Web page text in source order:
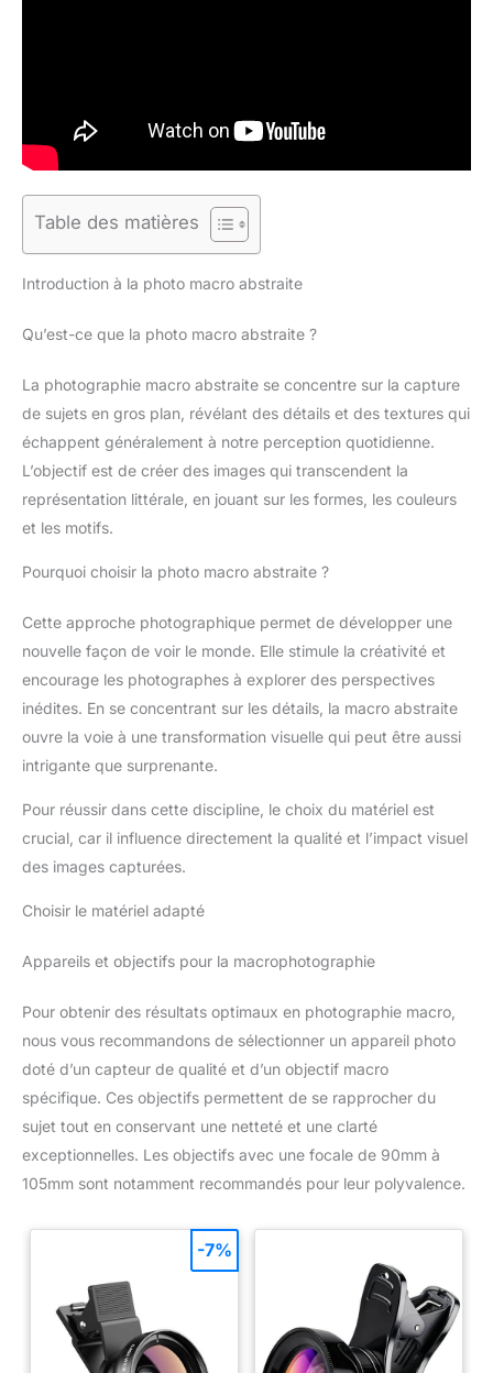
Table des matières
Introduction à la photo macro abstraite
Qu’est-ce que la photo macro abstraite ?
La photographie macro abstraite se concentre sur la capture
de sujets en gros plan, révélant des détails et des textures qui
échappent généralement à notre perception quotidienne.
L’objectif est de créer des images qui transcendent la
représentation littérale, en jouant sur les formes, les couleurs
et les motifs.
Pourquoi choisir la photo macro abstraite ?
Cette approche photographique permet de développer une
nouvelle façon de voir le monde. Elle stimule la créativité et
encourage les photographes à explorer des perspectives
inédites. En se concentrant sur les détails, la macro abstraite
ouvre la voie à une transformation visuelle qui peut être aussi
intrigante que surprenante.
Pour réussir dans cette discipline, le choix du matériel est
crucial, car il influence directement la qualité et l’impact visuel
des images capturées.
Choisir le matériel adapté
Appareils et objectifs pour la macrophotographie
Pour obtenir des résultats optimaux en photographie macro,
nous vous recommandons de sélectionner un appareil photo
doté d’un capteur de qualité et d’un objectif macro
spécifique. Ces objectifs permettent de se rapprocher du
sujet tout en conservant une netteté et une clarté
exceptionnelles. Les objectifs avec une focale de 90mm à
105mm sont notamment recommandés pour leur polyvalence.
-7%